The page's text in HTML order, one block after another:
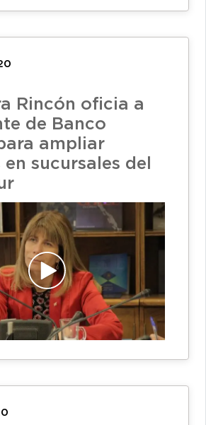
Rincón oficia a
de Banco
ampliar
en sucursales del